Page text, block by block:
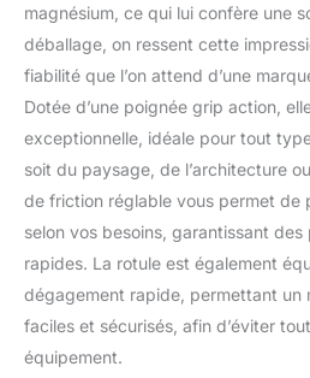
magnésium, ce qui lui confère une
déballage, on ressent cette
fiabilité que l’on attend d’une
Dotée d’une poignée grip action,
exceptionnelle, idéale pour tout
soit du paysage, de l’architecture
de friction réglable vous permet de
selon vos besoins, garantissant
rapides. La rotule est également
dégagement rapide, permettant un
faciles et sécurisés, afin d’éviter
équipement.